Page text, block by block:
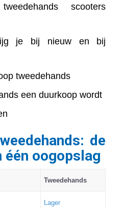
scooters
je bij nieuw en bij
tweedehands
een duurkoop wordt
de
oogopslag
Tweedehands
Lager